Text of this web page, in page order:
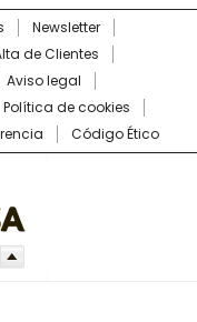
Newsletter
de Clientes
Aviso legal
Política de cookies
Código Ético